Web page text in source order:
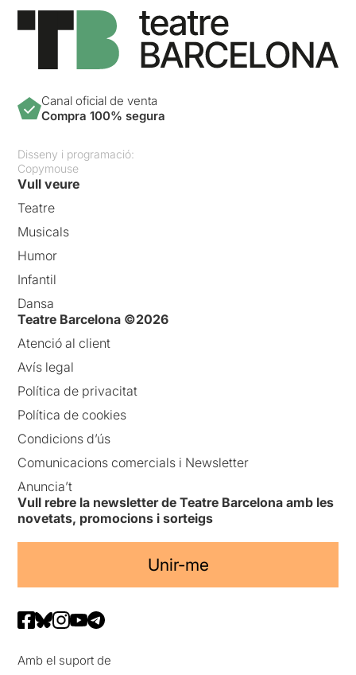
Canal oficial de venta
Compra 100% segura
Disseny i programació:
Copymouse
Vull veure
Teatre
Musicals
Humor
Infantil
Dansa
Teatre Barcelona ©2026
Atenció al client
Avís legal
Política de privacitat
Política de cookies
Condicions d’ús
Comunicacions comercials i Newsletter
Anuncia’t
Vull rebre la newsletter de Teatre Barcelona amb les
novetats, promocions i sorteigs
Unir-me
Amb el suport de